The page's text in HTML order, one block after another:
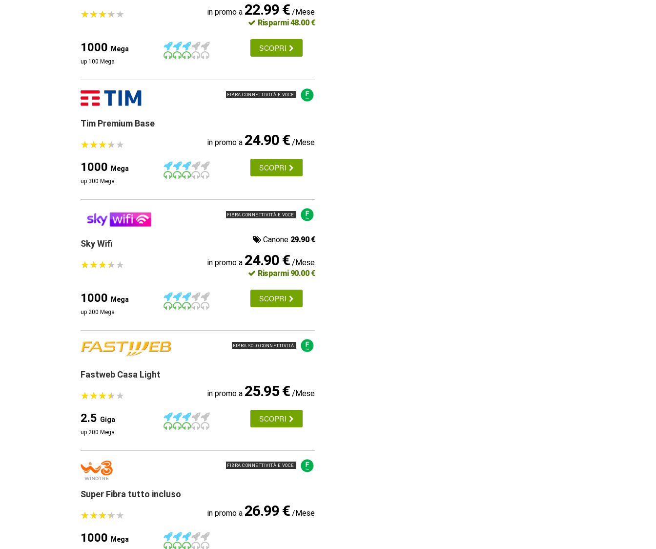
★★★★★
★★★★★ in promo a 22.99 € /Mese
Risparmi 48.00 €
1000 Mega
up 100 Mega
SCOPRI
FIBRA CONNETTIVITÀ E VOCE
Tim Premium Base
★★★★★
★★★★★ in promo a 24.90 € /Mese
1000 Mega
up 300 Mega
SCOPRI
FIBRA CONNETTIVITÀ E VOCE
Sky Wifi Canone29.90 €
★★★★★
★★★★★ in promo a 24.90 € /Mese
Risparmi 90.00 €
1000 Mega
up 200 Mega
SCOPRI
FIBRA SOLO CONNETTIVITÀ
Fastweb Casa Light
★★★★★
★★★★★ in promo a 25.95 € /Mese
2.5 Giga
up 200 Mega
SCOPRI
FIBRA CONNETTIVITÀ E VOCE
Super Fibra tutto incluso
★★★★★
★★★★★ in promo a 26.99 € /Mese
1000 Mega